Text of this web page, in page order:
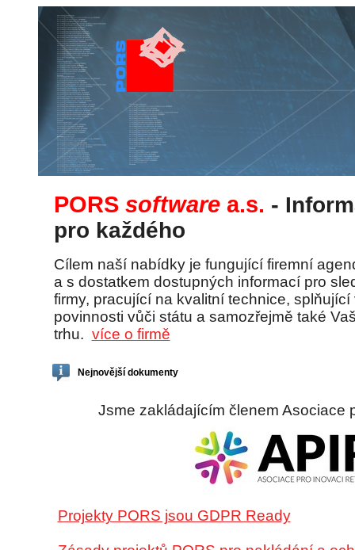
PORS softwarea.s. -
pro každého
Cílem naší nabídky je fungující firemní
a s dostatkem dostupných informací pro
firmy, pracující na kvalitní technice,
povinnosti vůči státu a samozřejmě také
trhu. více o firmě
Nejnovější dokumenty
Jsme zakládajícím členem Asociace
Projekty PORS jsou GDPR Ready